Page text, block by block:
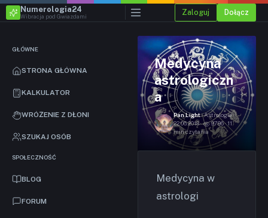
GŁÓWNE
STRONA GŁÓWNA
KALKULATOR
WRÓŻENIE Z DŁONI
SZUKAJ OSÓB
SPOŁECZNOŚĆ
BLOG
FORUM
Numerologia24
Wibracja pod Gwiazdami Zaloguj Dołącz
Medycyna
astrologiczn
a
Pan Light· Astrologia ·
22.06.2018 ·
9796 · 11
min czytania
Medycyna w
astrologi